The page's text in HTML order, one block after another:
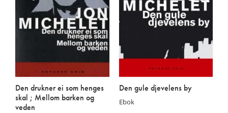
Den drukner ei som henges
skal ; Mellom barken og
veden
Den gule djevelens by
Ebok